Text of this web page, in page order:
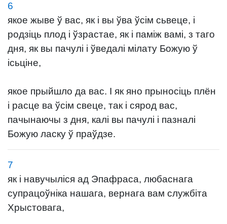
6
якое жыве ў вас, як і вы ўва ўсім сьвеце, і
родзіць плод і ўзрастае, як і паміж вамі, з таго
дня, як вы пачулі і ўведалі мілату Божую ў
ісьціне,
якое прыйшло да вас. І як яно прыносіць плён
і расце ва ўсім свеце, так і сярод вас,
пачынаючы з дня, калі вы пачулі і пазналі
Божую ласку ў праўдзе.
7
як і навучыліся ад Эпафраса, любаснага
супрацоўніка нашага, вернага вам службіта
Хрыстовага,